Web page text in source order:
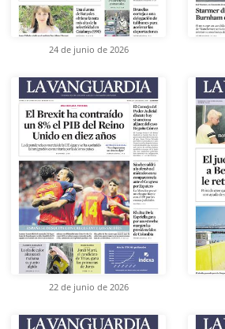
24 de junio de 2026
22 de junio de 2026